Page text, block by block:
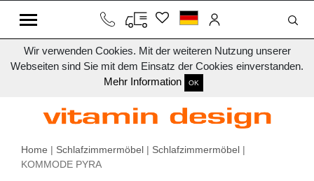
Wir verwenden Cookies. Mit der weiteren Nutzung unserer
Webseiten sind Sie mit dem Einsatz der Cookies einverstanden.
Mehr Information
OK
Home | Schlafzimmermöbel | Schlafzimmermöbel |
KOMMODE PYRA